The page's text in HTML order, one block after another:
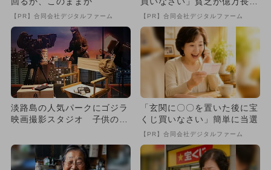
【PR】合同会社デジタルファーム
に
【PR】合同会社デジタルファーム
淡路島の人気パークにゴジラ
映画撮影スタジオ 子供の遊
「玄関に〇〇を置いた後に宝
くじ買いなさい」簡単に当選
【PR】合同会社デジタルファーム